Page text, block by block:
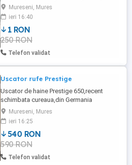
Jante oțel Vw Tiguan originale, un lei și
set jante oțel Peugeot un leu
Mureseni, Mures
ieri 16:40
1 RON
250 RON
Telefon validat
Uscator rufe Prestige
Uscator de haine Prestige 650,recent
schimbata cureaua,din Germania
Mureseni, Mures
ieri 16:25
540 RON
590 RON
Telefon validat